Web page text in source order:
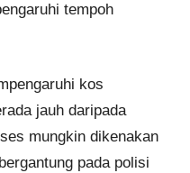
tempoh
kos
jauh daripada
mungkin dikenakan
pada polisi